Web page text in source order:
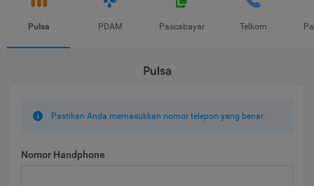
Pulsa PDAM Pascabayar Telkom
Pulsa
Pastikan Anda memasukkan nomor telepon yang benar.
Nomor Handphone